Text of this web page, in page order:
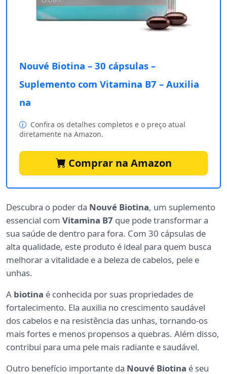
Nouvé Biotina – 30 cápsulas –
Suplemento com Vitamina B7 – Auxilia
na
Confira os detalhes completos e o preço atual
diretamente na Amazon.
Comprar na Amazon
Descubra o poder da Nouvé Biotina, um suplemento
essencial com Vitamina B7 que pode transformar a
sua saúde de dentro para fora. Com 30 cápsulas de
alta qualidade, este produto é ideal para quem busca
melhorar a vitalidade e a beleza de cabelos, pele e
unhas.
A biotina é conhecida por suas propriedades de
fortalecimento. Ela auxilia no crescimento saudável
dos cabelos e na resistência das unhas, tornando-os
mais fortes e menos propensos a quebras. Além disso,
contribui para uma pele mais radiante e saudável.
Outro benefício importante da Nouvé Biotina é seu